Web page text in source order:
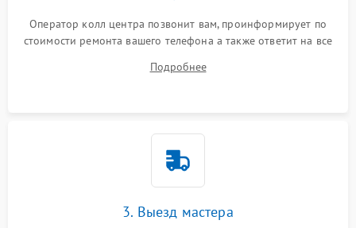
Оператор колл центра позвонит вам, проинформирует по
стоимости ремонта вашего телефона а также ответит на все
Подробнее
3. Выезд мастера